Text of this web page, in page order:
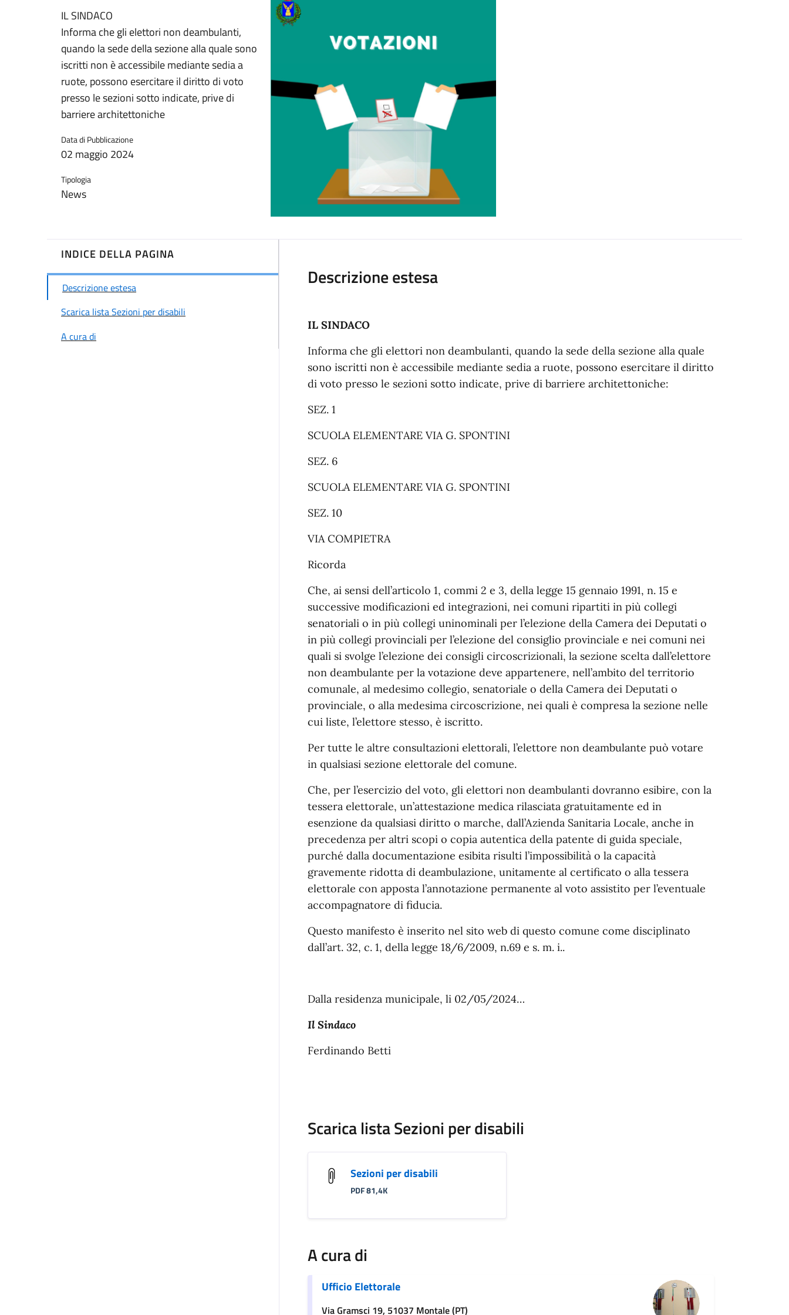
IL SINDACO
Informa che gli elettori non deambulanti,
quando la sede della sezione alla quale sono
iscritti non è accessibile mediante sedia a
ruote, possono esercitare il diritto di voto
presso le sezioni sotto indicate, prive di
barriere architettoniche
Data di Pubblicazione
02 maggio 2024
Tipologia
News
INDICE DELLA PAGINA
Descrizione estesa
Scarica lista Sezioni per disabili
A cura di
Descrizione estesa
IL SINDACO
Informa che gli elettori non deambulanti, quando la sede della sezione alla quale
sono iscritti non è accessibile mediante sedia a ruote, possono esercitare il diritto
di voto presso le sezioni sotto indicate, prive di barriere architettoniche:
SEZ. 1
SCUOLA ELEMENTARE VIA G. SPONTINI
SEZ. 6
SCUOLA ELEMENTARE VIA G. SPONTINI
SEZ. 10
VIA COMPIETRA
Ricorda
Che, ai sensi dell’articolo 1, commi 2 e 3, della legge 15 gennaio 1991, n. 15 e
successive modificazioni ed integrazioni, nei comuni ripartiti in più collegi
senatoriali o in più collegi uninominali per l’elezione della Camera dei Deputati o
in più collegi provinciali per l’elezione del consiglio provinciale e nei comuni nei
quali si svolge l’elezione dei consigli circoscrizionali, la sezione scelta dall’elettore
non deambulante per la votazione deve appartenere, nell’ambito del territorio
comunale, al medesimo collegio, senatoriale o della Camera dei Deputati o
provinciale, o alla medesima circoscrizione, nei quali è compresa la sezione nelle
cui liste, l’elettore stesso, è iscritto.
Per tutte le altre consultazioni elettorali, l’elettore non deambulante può votare
in qualsiasi sezione elettorale del comune.
Che, per l’esercizio del voto, gli elettori non deambulanti dovranno esibire, con la
tessera elettorale, un’attestazione medica rilasciata gratuitamente ed in
esenzione da qualsiasi diritto o marche, dall’Azienda Sanitaria Locale, anche in
precedenza per altri scopi o copia autentica della patente di guida speciale,
purché dalla documentazione esibita risulti l’impossibilità o la capacità
gravemente ridotta di deambulazione, unitamente al certificato o alla tessera
elettorale con apposta l’annotazione permanente al voto assistito per l’eventuale
accompagnatore di fiducia.
Questo manifesto è inserito nel sito web di questo comune come disciplinato
dall’art. 32, c. 1, della legge 18/6/2009, n.69 e s. m. i..
Dalla residenza municipale, li 02/05/2024…
Il Sindaco
Ferdinando Betti
Scarica lista Sezioni per disabili
Sezioni per disabili
PDF 81,4K
A cura di
Ufficio Elettorale
Via Gramsci 19, 51037 Montale (PT)